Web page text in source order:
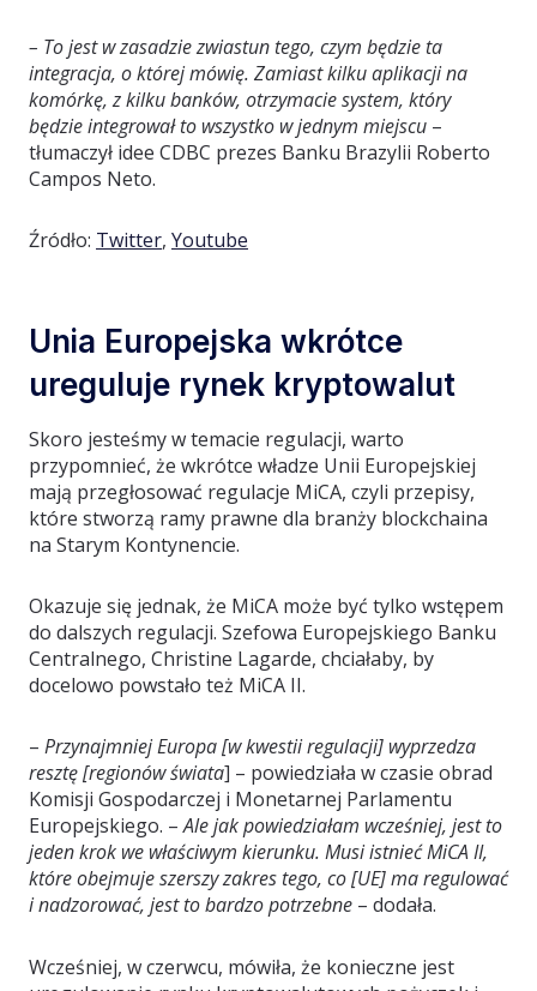
– To jest w zasadzie zwiastun tego, czym będzie ta
integracja, o której mówię. Zamiast kilku aplikacji na
komórkę, z kilku banków, otrzymacie system, który
będzie integrował to wszystko w jednym miejscu –
tłumaczył idee CDBC prezes Banku Brazylii Roberto
Campos Neto.
Źródło: Twitter, Youtube
Unia Europejska wkrótce
ureguluje rynek kryptowalut
Skoro jesteśmy w temacie regulacji, warto
przypomnieć, że wkrótce władze Unii Europejskiej
mają przegłosować regulacje MiCA, czyli przepisy,
które stworzą ramy prawne dla branży blockchaina
na Starym Kontynencie.
Okazuje się jednak, że MiCA może być tylko wstępem
do dalszych regulacji. Szefowa Europejskiego Banku
Centralnego, Christine Lagarde, chciałaby, by
docelowo powstało też MiCA II.
– Przynajmniej Europa [w kwestii regulacji] wyprzedza
resztę[regionów świata] – powiedziała w czasie obrad
Komisji Gospodarczej i Monetarnej Parlamentu
Europejskiego. –Ale jak powiedziałam wcześniej, jest to
jeden krok we właściwym kierunku. Musi istnieć MiCA II,
które obejmuje szerszy zakres tego, co [UE] ma regulować
i nadzorować, jest to bardzo potrzebne – dodała.
Wcześniej, w czerwcu, mówiła, że konieczne jest